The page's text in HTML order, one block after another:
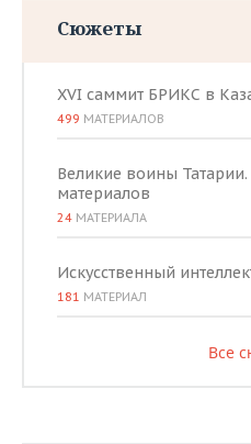
Сюжеты
XVI саммит БРИКС в
499 МАТЕРИАЛОВ
Великие воины
материалов
24 МАТЕРИАЛА
Искусственный
181 МАТЕРИАЛ
Все